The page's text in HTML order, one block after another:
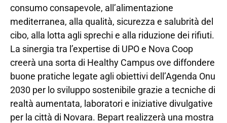
consumo consapevole, all’alimentazione
mediterranea, alla qualità, sicurezza e salubrità del
cibo, alla lotta agli sprechi e alla riduzione dei rifiuti.
La sinergia tra l’expertise di UPO e Nova Coop
creerà una sorta di Healthy Campus ove diffondere
buone pratiche legate agli obiettivi dell’Agenda Onu
2030 per lo sviluppo sostenibile grazie a tecniche di
realtà aumentata, laboratori e iniziative divulgative
per la città di Novara. Bepart realizzerà una mostra